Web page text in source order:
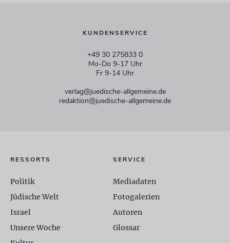
KUNDENSERVICE
+49 30 275833 0
Mo-Do 9-17 Uhr
Fr 9-14 Uhr
verlag@juedische-allgemeine.de
redaktion@juedische-allgemeine.de
RESSORTS
Politik
Jüdische Welt
Israel
Unsere Woche
SERVICE
Mediadaten
Fotogalerien
Autoren
Glossar